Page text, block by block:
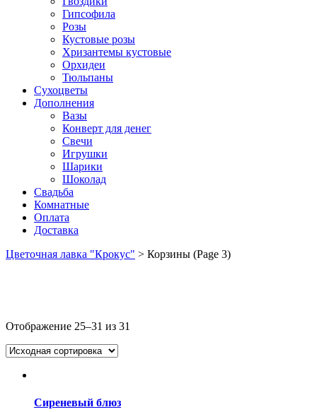
Гипсофила
Розы
Кустовые розы
Хризантемы кустовые
Орхидеи
Тюльпаны
Сухоцветы
Дополнения
Вазы
Конверт для денег
Свечи
Игрушки
Шарики
Шоколад
Свадьба
Комнатные
Оплата
Доставка
Цветочная лавка "Крокус" > Корзины (Page 3)
Отображение 25–31 из 31
Сиреневый блюз